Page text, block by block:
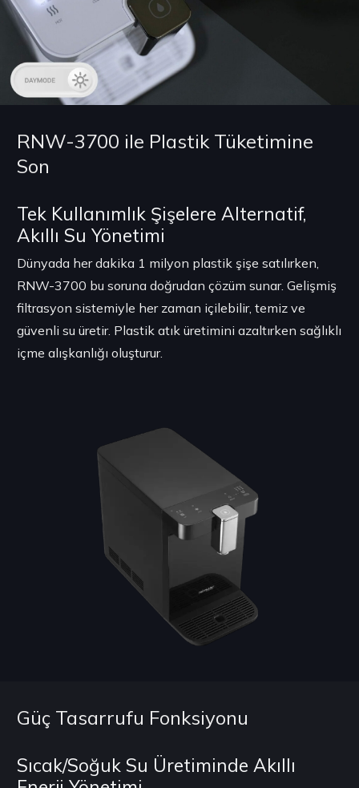
RNW-3700 ile Plastik Tüketimine
Son
Tek Kullanımlık Şişelere Alternatif,
Akıllı Su Yönetimi
Dünyada her dakika 1 milyon plastik şişe satılırken,
RNW-3700 bu soruna doğrudan çözüm sunar. Gelişmiş
filtrasyon sistemiyle her zaman içilebilir, temiz ve
güvenli su üretir. Plastik atık üretimini azaltırken sağlıklı
içme alışkanlığı oluşturur.
Güç Tasarrufu Fonksiyonu
Sıcak/Soğuk Su Üretiminde Akıllı